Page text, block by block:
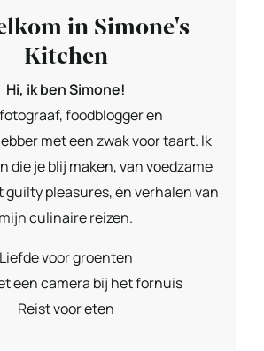
in Simone's
Kitchen
Hi, ik ben Simone!
foodblogger en
met een zwak voor taart. Ik
die je blij maken, van voedzame
pleasures, én verhalen van
mijn culinaire reizen.
Liefde voor groenten
een camera bij het fornuis
Reist voor eten